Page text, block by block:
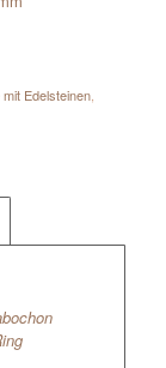
Edelsteinen,